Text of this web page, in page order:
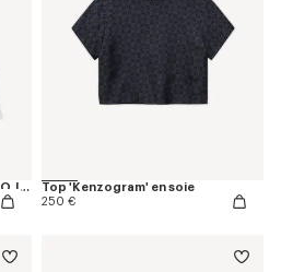
Chemise brodée ajustée 'KENZO Jumping Tiger' en coton Oxford
Top 'Kenzogram' en soie
250 €